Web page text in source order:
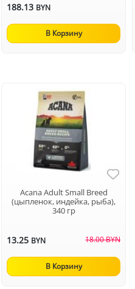
188.13 BYN
В Корзину
Acana Adult Small Breed
(цыпленок, индейка, рыба),
340 гр
13.25 BYN 18.00 BYN
В Корзину